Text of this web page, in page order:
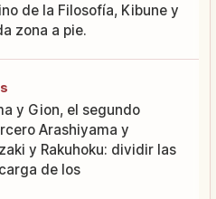
de la Filosofía, Kibune y
zona a pie.
y Gion, el segundo
Arashiyama y
y Rakuhoku: dividir las
de los